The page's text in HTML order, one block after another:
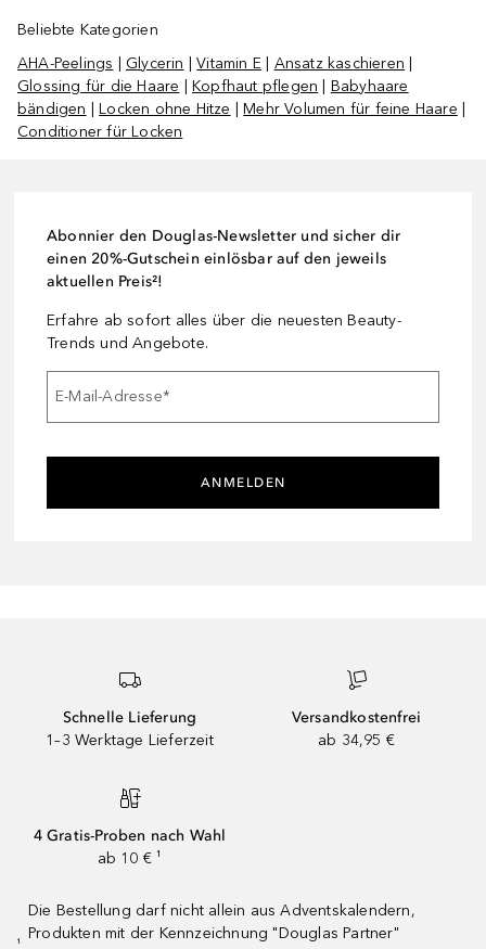
Beliebte Kategorien
AHA-Peelings
Glycerin |Vitamin E Ansatz kaschieren
Glossing für die Haare |Kopfhaut pflegen
Babyhaare
bändigen |Locken ohne Hitze |Mehr Volumen für feine Haare
Conditioner für Locken
Abonnier den Douglas-Newsletter und sicher dir
einen 20%-Gutschein einlösbar auf den jeweils
aktuellen Preis²!
Erfahre ab sofort alles über die neuesten Beauty-
Trends und Angebote.
E-Mail-Adresse*
ANMELDEN
Schnelle Lieferung
1–3 Werktage Lieferzeit
Versandkostenfrei
ab 34,95 €
4 Gratis-Proben nach Wahl
ab 10 € ¹
¹
Die Bestellung darf nicht allein aus Adventskalendern,
Produkten mit der Kennzeichnung "Douglas Partner"